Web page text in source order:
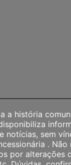
a história
notícias, sem
. Não
por alterações